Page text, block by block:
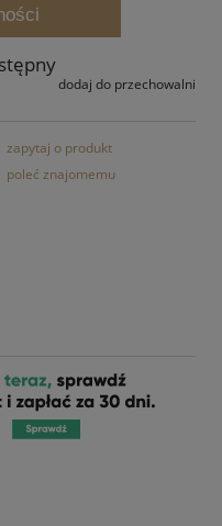
dodaj do przechowalni
zapytaj o produkt
poleć znajomemu